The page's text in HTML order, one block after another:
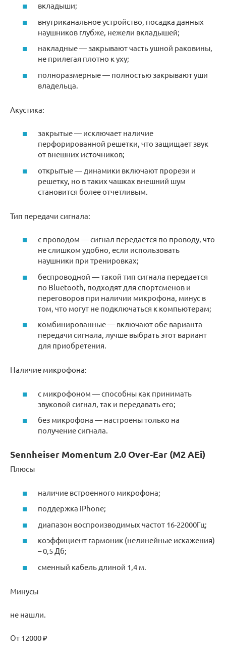
вкладыши;
внутриканальное устройство, посадка данных
наушников глубже, нежели вкладышей;
накладные — закрывают часть ушной раковины,
не прилегая плотно к уху;
полноразмерные — полностью закрывают уши
владельца.
Акустика:
закрытые — исключает наличие
перфорированной решетки, что защищает звук
от внешних источников;
открытые — динамики включают прорези и
решетку, но в таких чашках внешний шум
становится более отчетливым.
Тип передачи сигнала:
с проводом — сигнал передается по проводу, что
не слишком удобно, если использовать
наушники при тренировках;
беспроводной — такой тип сигнала передается
по Bluetooth, подходят для спортсменов и
переговоров при наличии микрофона, минус в
том, что могут не подключаться к компьютерам;
комбинированные — включают обе варианта
передачи сигнала, лучше выбрать этот вариант
для приобретения.
Наличие микрофона:
с микрофоном — способны как принимать
звуковой сигнал, так и передавать его;
без микрофона — настроены только на
получение сигнала.
Sennheiser Momentum 2.0 Over-Ear (M2 AEi)
Плюсы
наличие встроенного микрофона;
поддержка iPhone;
диапазон воспроизводимых частот 16-22000Гц;
коэффициент гармоник (нелинейные искажения)
– 0,5 Дб;
сменный кабель длиной 1,4 м.
Минусы
не нашли.
От 12000 ₽